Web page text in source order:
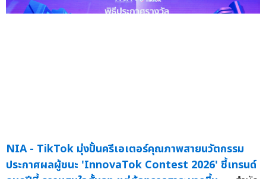
NIA - TikTok มุ่งปั้นครีเอเตอร์คุณภาพสายนวัตกรรม
ประกาศผลผู้ชนะ 'InnovaTok Contest 2026' ชี้เทรนด์